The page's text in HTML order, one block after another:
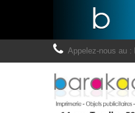
Appelez-nous au :